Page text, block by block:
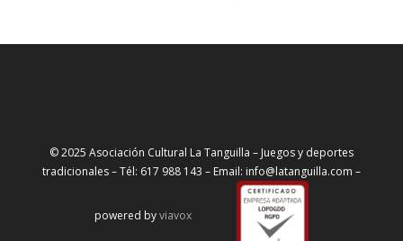
© 2025 Asociación Cultural La Tanguilla – Juegos y deportes
tradicionales – Tél: 617 988 143 – Email: info@latanguilla.com –
powered byviavox